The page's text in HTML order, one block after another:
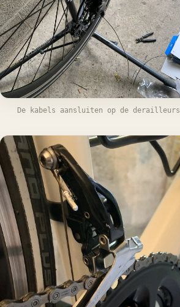
De kabels aansluiten op de derailleurs